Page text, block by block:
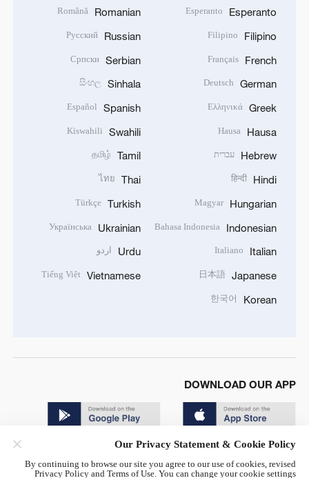
Esperanto
Esperanto
Filipino
Filipino
French
Français
German
Deutsch
Greek
Ελληνικά
Hausa
Hausa
Hebrew עברית
Hindi
हिन्दी
Hungarian
Magyar
Indonesian
Bahasa Indonesia
Italian
Italiano
Japanese
日本語
Korean
한국어
Romanian
Română
Russian
Русский
Serbian
Српски
Sinhala
සිංහල
Spanish
Español
Swahili
Kiswahili
Tamil
தமிழ்
Thai
ไทย
Turkish
Türkçe
Ukrainian
Українська
Urdu اردو
Vietnamese
Tiếng Việt
DOWNLOAD OUR APP
Our Privacy Statement & Cookie Policy
By continuing to browse our site you agree to our use of cookies, revised
Privacy Policy and Terms of Use. You can change your cookie settings